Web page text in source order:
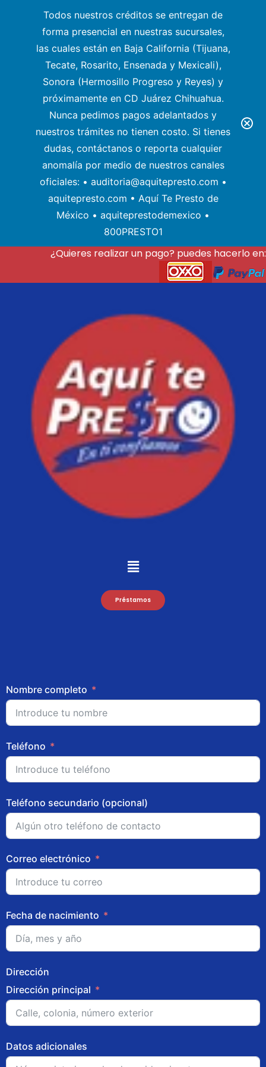
Todos nuestros créditos se entregan de
forma presencial en nuestras sucursales,
las cuales están en Baja California (Tijuana,
Tecate, Rosarito, Ensenada y Mexicali),
Sonora (Hermosillo Progreso y Reyes) y
próximamente en CD Juárez Chihuahua.
Nunca pedimos pagos adelantados y
nuestros trámites no tienen costo. Si tienes
dudas, contáctanos o reporta cualquier
anomalía por medio de nuestros canales
oficiales: • auditoria@aquitepresto.com •
aquitepresto.com • Aquí Te Presto de
México • aquiteprestodemexico •
800PRESTO1
¿Quieres realizar un pago? puedes hacerlo en:
Préstamos
Nombre completo
Teléfono
Teléfono secundario (opcional)
Correo electrónico
Fecha de nacimiento
Dirección
Dirección principal
Datos adicionales